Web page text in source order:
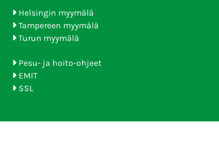
Helsingin myymälä
Tampereen myymälä
Turun myymälä
Pesu- ja hoito-ohjeet
EMIT
SSL